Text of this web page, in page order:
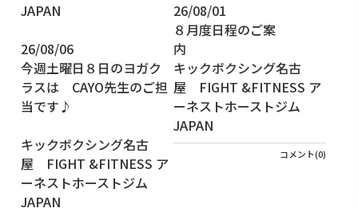
26/08/06
今週土曜日８日のヨガク
ラスは CAYO先生のご担
当です♪
キックボクシング名古
屋 FIGHT &FITNESS ア
ーネストホーストジム
JAPAN
26/08/01
８月度日程のご案
キックボクシング名古
屋 FIGHT &FITNESS ア
ーネストホーストジム
JAPAN
コメント(0)